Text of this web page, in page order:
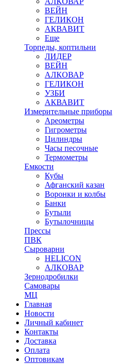
ВЕЙН
ГЕЛИКОН
АКВАВИТ
Еще
Торпеды, коптильни
ЛИДЕР
ВЕЙН
АЛКОВАР
ГЕЛИКОН
УЗБИ
АКВАВИТ
Измерительные приборы
Ареометры
Гигрометры
Цилиндры
Часы песочные
Термометры
Емкости
Кубы
Афганский казан
Воронки и колбы
Банки
Бутыли
Бутылочницы
Прессы
ПВК
Сыроварни
HELICON
АЛКОВАР
Зернодробилки
Самовары
МЦ
Главная
Новости
Личный кабинет
Контакты
Доставка
Оплата
Оптовикам